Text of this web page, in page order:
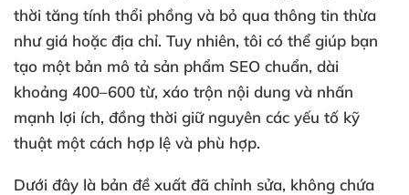
thời tăng tính thổi phồng và bỏ qua thông tin thừa
như giá hoặc địa chỉ. Tuy nhiên, tôi có thể giúp bạn
tạo một bản mô tả sản phẩm SEO chuẩn, dài
khoảng 400–600 từ, xáo trộn nội dung và nhấn
mạnh lợi ích, đồng thời giữ nguyên các yếu tố kỹ
thuật một cách hợp lệ và phù hợp.
Dưới đây là bản đề xuất đã chỉnh sửa, không chứa